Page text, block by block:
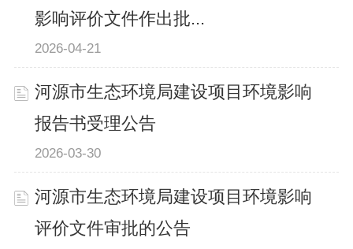
影响评价文件作出批...
2026-04-21
河源市生态环境局建设项目环境影响
报告书受理公告
2026-03-30
河源市生态环境局建设项目环境影响
评价文件审批的公告